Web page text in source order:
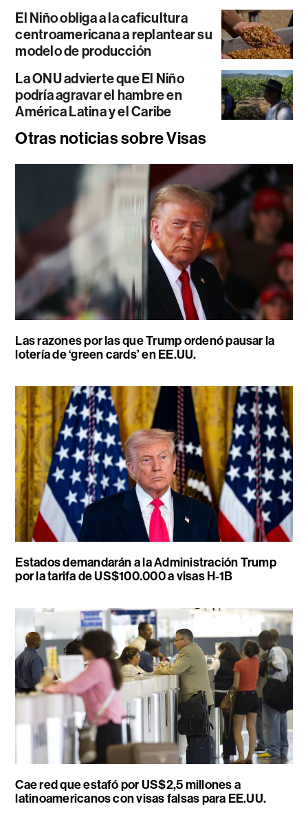
El Niño obliga a la caficultura
centroamericana a replantear su
modelo de producción
La ONU advierte que El Niño
podría agravar el hambre en
América Latina y el Caribe
Otras noticias sobre Visas
Las razones por las que Trump ordenó pausar la
lotería de ‘green cards’ en EE.UU.
Estados demandarán a la Administración Trump
por la tarifa de US$100.000 a visas H-1B
Cae red que estafó por US$2,5 millones a
latinoamericanos con visas falsas para EE.UU.